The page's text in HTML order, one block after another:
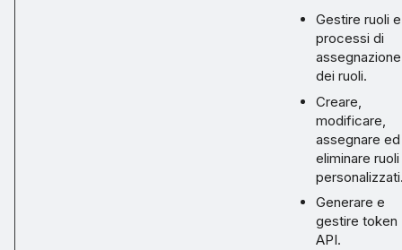
Gestire ruoli e
processi di
assegnazione
dei ruoli.
Creare,
modificare,
assegnare ed
eliminare ruoli
Generare e
gestire token
API.